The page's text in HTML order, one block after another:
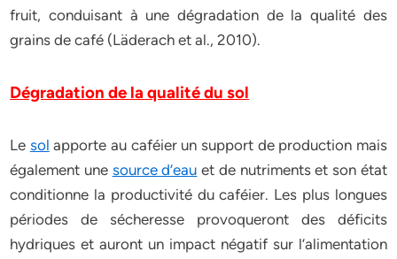
fruit, conduisant à une dégradation de la qualité des
grains de café (Läderach et al., 2010).
Dégradation de la qualité du sol
Le sol apporte au caféier un support de production mais
également une source d’eau et de nutriments et son état
conditionne la productivité du caféier. Les plus longues
périodes de sécheresse provoqueront des déficits
hydriques et auront un impact négatif sur l’alimentation